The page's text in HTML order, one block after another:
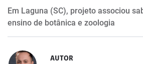
Em Laguna (SC), projeto associou
ensino de botânica e zoologia
AUTOR